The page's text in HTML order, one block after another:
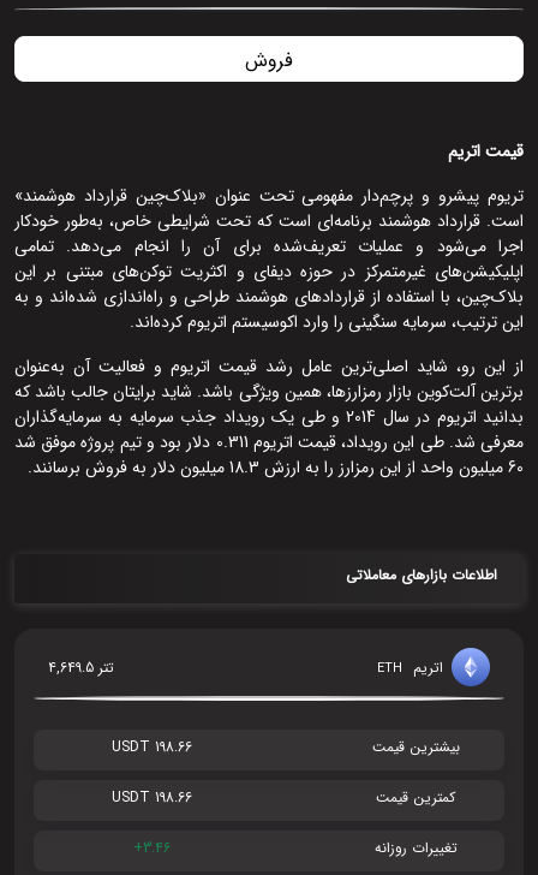
فروش
قیمت اتریم
تریوم پیشرو و پرچم‌دار مفهومی تحت عنوان «بلاک‌چین قرارداد هوشمند»
است. قرارداد هوشمند برنامه‌ای است که تحت شرایطی خاص، به‌طور خودکار
اجرا می‌شود و عملیات تعریف‌شده برای آن را انجام می‌دهد. تمامی
اپلیکیشن‌های غیرمتمرکز در حوزه دیفای و اکثریت توکن‌های مبتنی بر این
بلاک‌چین، با استفاده از قراردادهای هوشمند طراحی و راه‌اندازی شده‌اند و به
این ترتیب، سرمایه سنگینی را وارد اکوسیستم اتریوم کرده‌اند.
از این رو، شاید اصلی‌ترین عامل رشد قیمت اتریوم و فعالیت آن به‌عنوان
برترین آلت‌کوین بازار رمزارزها، همین ویژگی باشد. شاید برایتان جالب باشد که
بدانید اتریوم در سال 2014 و طی یک رویداد جذب سرمایه به سرمایه‌گذاران
معرفی شد. طی این رویداد، قیمت اتریوم 0.311 دلار بود و تیم پروژه موفق شد
اطلاعات بازارهای معاملاتی
اتریم ETH 4,649.5 تتر
بیشترین قیمت 198.66 USDT
کمترین قیمت 198.66 USDT
تغییرات روزانه +3.46